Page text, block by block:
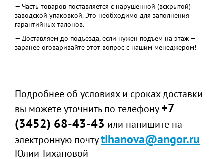
— Часть товаров поставляется с нарушенной (вскрытой)
заводской упаковкой. Это необходимо для заполнения
гарантийных талонов.
— Доставляем до подъезда, если нужен подъем на этаж —
заранее оговаривайте этот вопрос с нашим менеджером!
Подробнее об условиях и сроках доставки
вы можете уточнить по телефону+7
(3452) 68-43-43 или напишите на
электронную почтуtihanova@angor.ru
Юлии Тихановой